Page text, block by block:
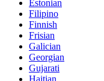
Estonian
Filipino
Finnish
Frisian
Galician
Georgian
Gujarati